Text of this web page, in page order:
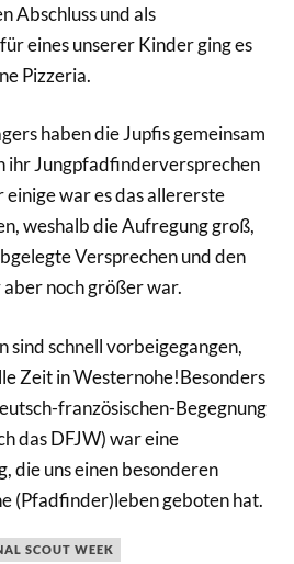
Abschluss und als
eines unserer Kinder ging es
Pizzeria.
haben die Jupfis gemeinsam
ihr Jungpfadfinderversprechen
war es das allererste
weshalb die Aufregung groß,
Versprechen und den
noch größer war.
sind schnell vorbeigegangen,
Zeit in Westernohe!Besonders
französischen-Begegnung
das DFJW) war eine
die uns einen besonderen
(Pfadfinder)leben geboten hat.
SCOUT WEEK